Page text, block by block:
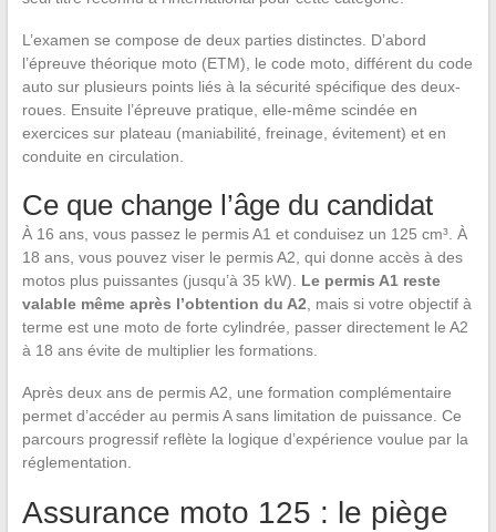
L’examen se compose de deux parties distinctes. D’abord
l’épreuve théorique moto (ETM), le code moto, différent du code
auto sur plusieurs points liés à la sécurité spécifique des deux-
roues. Ensuite l’épreuve pratique, elle-même scindée en
exercices sur plateau (maniabilité, freinage, évitement) et en
conduite en circulation.
Ce que change l’âge du candidat
À 16 ans, vous passez le permis A1 et conduisez un 125 cm³. À
18 ans, vous pouvez viser le permis A2, qui donne accès à des
motos plus puissantes (jusqu’à 35 kW). Le permis A1 reste
valable même après l’obtention du A2 , mais si votre objectif à
terme est une moto de forte cylindrée, passer directement le A2
à 18 ans évite de multiplier les formations.
Après deux ans de permis A2, une formation complémentaire
permet d’accéder au permis A sans limitation de puissance. Ce
parcours progressif reflète la logique d’expérience voulue par la
réglementation.
Assurance moto 125 : le piège